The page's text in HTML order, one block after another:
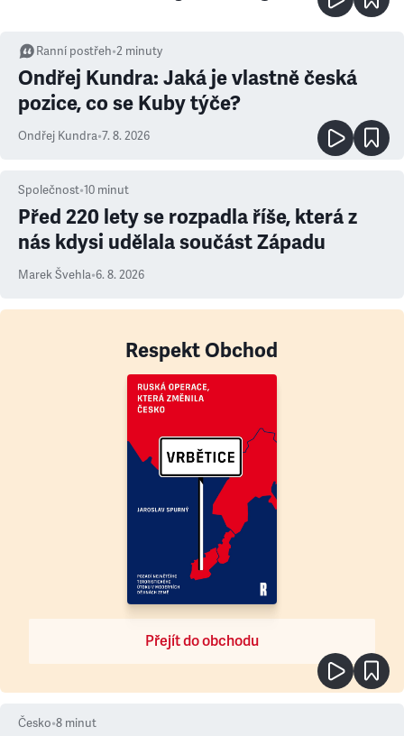
Ranní postřeh•2 minuty
Ondřej Kundra: Jaká je vlastně česká
pozice, co se Kuby týče?
Ondřej Kundra•7. 8. 2026
Společnost•10 minut
Před 220 lety se rozpadla říše, která z
nás kdysi udělala součást Západu
Marek Švehla•6. 8. 2026
Respekt Obchod
Přejít do obchodu
Česko•8 minut